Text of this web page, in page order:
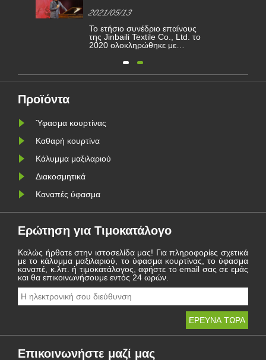
clark αναγνώριση βραβεία 2020
2021/05/13
Το ετήσιο συνέδριο επαίνους
της Jinbaili Textile Co., Ltd. το
2020 ολοκληρώθηκε με
Jinbaili συγκεντρώθηκε στο
δυσκολίες και τα επιτεύγματα
Προϊόντα
Ύφασμα κουρτίνας
Καθαρή κουρτίνα
Κάλυμμα μαξιλαριού
Διακοσμητικά
Καναπές ύφασμα
Ερώτηση για Τιμοκατάλογο
Καλώς ήρθατε στην ιστοσελίδα μας! Για πληροφορίες σχετικά
με το κάλυμμα μαξιλαριού, το ύφασμα κουρτίνας, το ύφασμα
καναπέ, κ.λπ. ή τιμοκατάλογος, αφήστε το email σας σε εμάς
και θα επικοινωνήσουμε εντός 24 ωρών.
Επικοινωνήστε μαζί μας